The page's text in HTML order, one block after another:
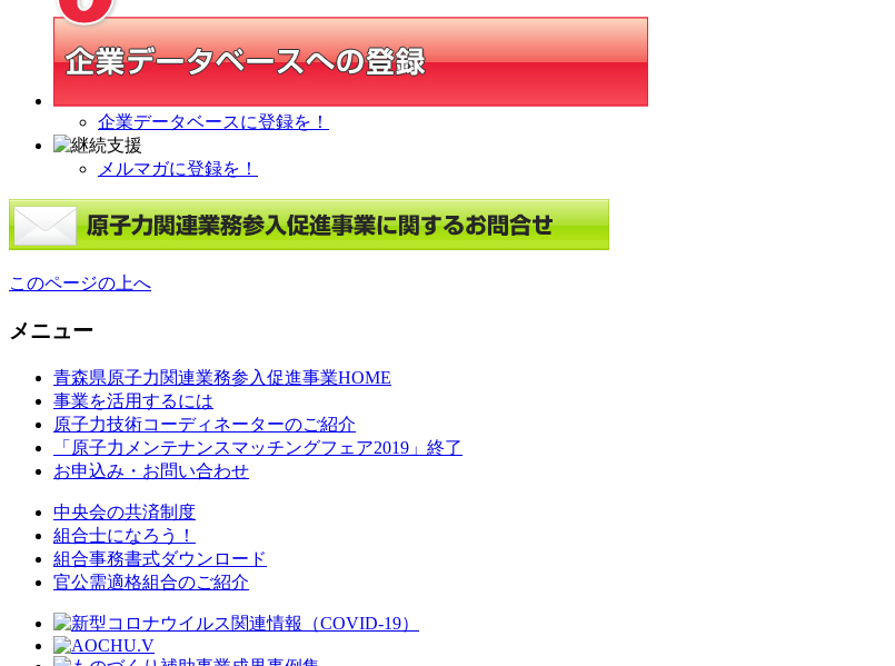
企業データベースに登録を！
メルマガに登録を！
このページの上へ
メニュー
青森県原子力関連業務参入促進事業HOME
事業を活用するには
原子力技術コーディネーターのご紹介
「原子力メンテナンスマッチングフェア2019」終了
お申込み・お問い合わせ
中央会の共済制度
組合士になろう！
組合事務書式ダウンロード
官公需適格組合のご紹介